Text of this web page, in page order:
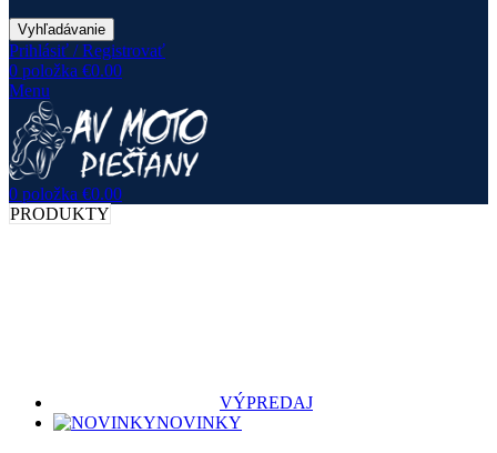
Vyhľadávanie
Prihlásiť / Registrovať
0 položka €0.00
Menu
0 položka €0.00
PRODUKTY
VÝPREDAJ
NOVINKY